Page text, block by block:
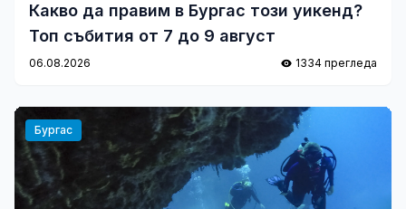
Какво да правим в Бургас този уикенд?
Топ събития от 7 до 9 август
06.08.2026 1334 прегледа
Бургас